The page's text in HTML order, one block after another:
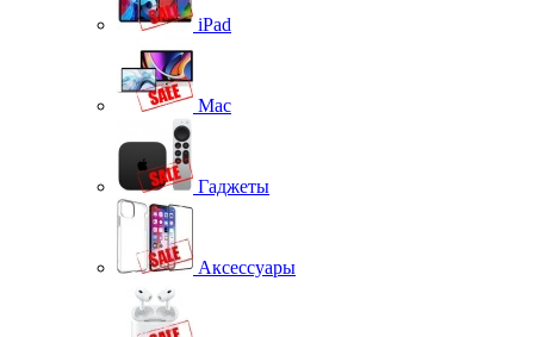
iPad
Mac
Гаджеты
Аксессуары